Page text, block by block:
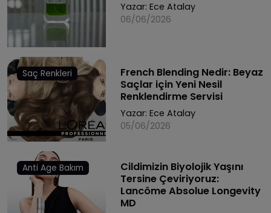
Yazar: Ece Atalay
06/06/2026
Saç Renkleri
French Blending Nedir: Beyaz
Saçlar için Yeni Nesil
Renklendirme Servisi
Yazar: Ece Atalay
05/06/2026
Anti Age Bakım
Cildimizin Biyolojik Yaşını
Tersine Çeviriyoruz:
Lancôme Absolue Longevity
MD